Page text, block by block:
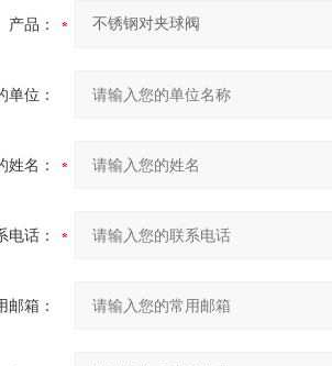
产品：
单位：
姓名：
电话：
邮箱：